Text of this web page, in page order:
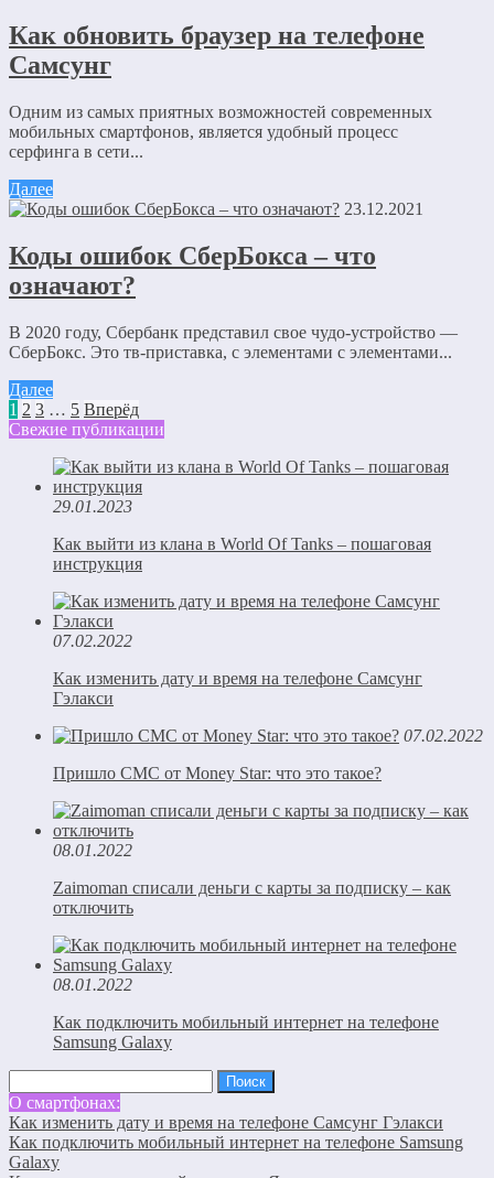
Как обновить браузер на телефоне
Самсунг
Одним из самых приятных возможностей современных
мобильных смартфонов, является удобный процесс
серфинга в сети...
Далее
23.12.2021
Коды ошибок СберБокса – что
означают?
В 2020 году, Сбербанк представил свое чудо-устройство —
СберБокс. Это тв-приставка, с элементами с элементами...
Далее
1 2 3 … 5 Вперёд
Свежие публикации
29.01.2023
Как выйти из клана в World Of Tanks – пошаговая
инструкция
07.02.2022
Как изменить дату и время на телефоне Самсунг
Гэлакси
07.02.2022
Пришло СМС от Money Star: что это такое?
08.01.2022
Zaimoman списали деньги с карты за подписку – как
отключить
08.01.2022
Как подключить мобильный интернет на телефоне
Samsung Galaxy
О смартфонах:
Как изменить дату и время на телефоне Самсунг Гэлакси
Как подключить мобильный интернет на телефоне Samsung
Galaxy